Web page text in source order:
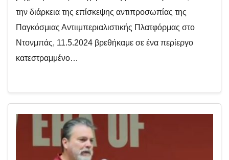
την διάρκεια της επίσκεψης αντιπροσωπίας της
Παγκόσμιας Αντιιμπεριαλιστικής Πλατφόρμας στο
Ντονμπάς, 11.5.2024 βρεθήκαμε σε ένα περίεργο
κατεστραμμένο…